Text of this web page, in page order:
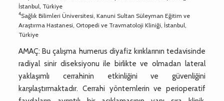
İstanbul, Türkiye
4Sağlık Bilimleri Üniversitesi, Kanuni Sultan Süleyman Eğitim ve
Araştırma Hastanesi, Ortopedi ve Travmatoloji Kliniği, İstanbul,
Türkiye
AMAÇ: Bu çalışma humerus diyafiz kırıklarının tedavisinde
radiyal sinir diseksiyonu ile birlikte ve olmadan lateral
yaklaşımlı cerrahinin etkinliğini ve güvenliğini
karşılaştırmaktadır. Cerrahi yöntemlerin ve perioperatif